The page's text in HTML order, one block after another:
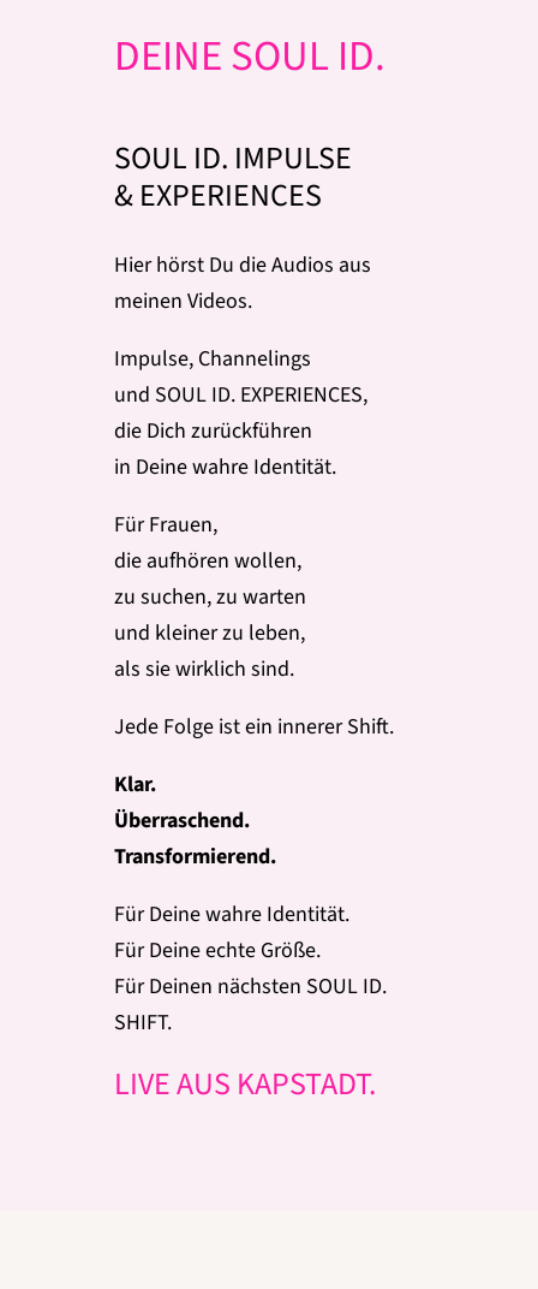
DEINE SOUL ID.
SOUL ID. IMPULSE
& EXPERIENCES
Hier hörst Du die Audios aus
meinen Videos.
Impulse, Channelings
und SOUL ID. EXPERIENCES,
die Dich zurückführen
in Deine wahre Identität.
Für Frauen,
die aufhören wollen,
zu suchen, zu warten
und kleiner zu leben,
als sie wirklich sind.
Jede Folge ist ein innerer Shift.
Klar.
Überraschend.
Transformierend.
Für Deine wahre Identität.
Für Deine echte Größe.
Für Deinen nächsten SOUL ID.
SHIFT.
LIVE AUS KAPSTADT.